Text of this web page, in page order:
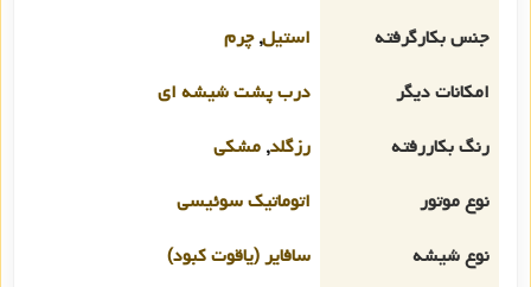
جنس بکارگرفته
استیل,چرم
امکانات دیگر
درب پشت شیشه ای
رنگ بکاررفته
رزگلد, مشکی
نوع موتور
اتوماتیک سوئیسی
نوع شیشه
سافایر (یاقوت کبود)